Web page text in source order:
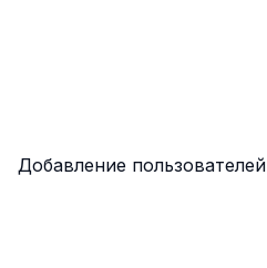
Добавление пользователей